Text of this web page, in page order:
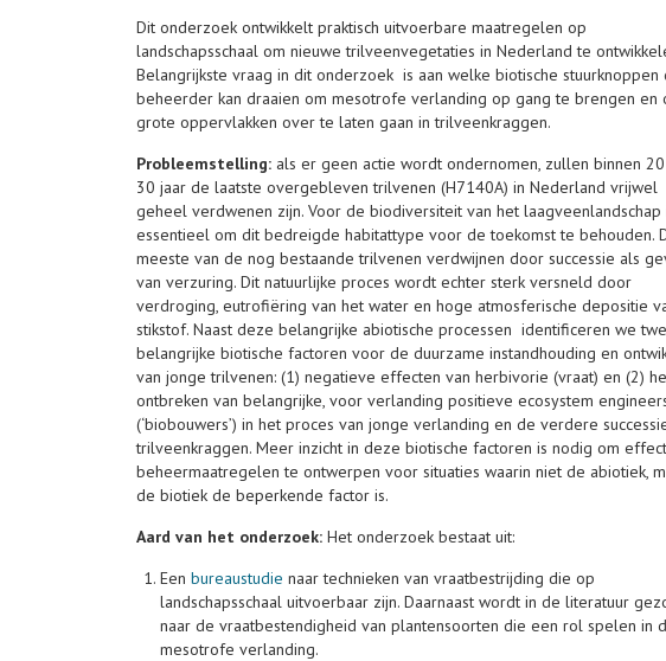
Dit onderzoek ontwikkelt praktisch uitvoerbare maatregelen op
landschapsschaal om nieuwe trilveenvegetaties in Nederland te
Belangrijkste vraag in dit onderzoek is aan welke biotische stuurknoppen
beheerder kan draaien om mesotrofe verlanding op gang te brengen en
grote oppervlakken over te laten gaan in trilveenkraggen.
Probleemstelling: als er geen actie wordt ondernomen, zullen binnen
30 jaar de laatste overgebleven trilvenen (H7140A) in Nederland vrijwel
geheel verdwenen zijn. Voor de biodiversiteit van het laagveenlandschap
essentieel om dit bedreigde habitattype voor de toekomst te behouden.
meeste van de nog bestaande trilvenen verdwijnen door successie als
van verzuring. Dit natuurlijke proces wordt echter sterk versneld door
verdroging, eutrofiëring van het water en hoge atmosferische depositie
stikstof. Naast deze belangrijke abiotische processen identificeren we
belangrijke biotische factoren voor de duurzame instandhouding en
van jonge trilvenen: (1) negatieve effecten van herbivorie (vraat) en (2)
ontbreken van belangrijke, voor verlanding positieve ecosystem
(‘biobouwers’) in het proces van jonge verlanding en de verdere
trilveenkraggen. Meer inzicht in deze biotische factoren is nodig om
beheer­maatregelen te ontwerpen voor situaties waarin niet de abiotiek,
de biotiek de beperkende factor is.
Aard van het onderzoek: Het onderzoek bestaat uit:
Een bureaustudie naar technieken van vraatbestrijding die op
landschapsschaal uitvoerbaar zijn. Daarnaast wordt in de literatuur
naar de vraatbestendigheid van plantensoorten die een rol spelen in
mesotrofe verlanding.